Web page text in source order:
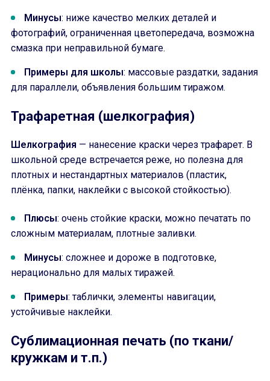
Минусы: ниже качество мелких деталей и
фотографий, ограниченная цветопередача, возможна
смазка при неправильной бумаге.
Примеры для школы: массовые раздатки, задания
для параллели, объявления большим тиражом.
Трафаретная (шелкография)
Шелкография — нанесение краски через трафарет. В
школьной среде встречается реже, но полезна для
плотных и нестандартных материалов (пластик,
плёнка, папки, наклейки с высокой стойкостью).
Плюсы: очень стойкие краски, можно печатать по
сложным материалам, плотные заливки.
Минусы: сложнее и дороже в подготовке,
нерационально для малых тиражей.
Примеры: таблички, элементы навигации,
устойчивые наклейки.
Сублимационная печать (по ткани/
кружкам и т.п.)